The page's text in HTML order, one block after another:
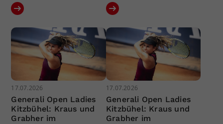
17.07.2026
Generali Open Ladies
Kitzbühel: Kraus und
Grabher im
17.07.2026
Generali Open Ladies
Kitzbühel: Kraus und
Grabher im